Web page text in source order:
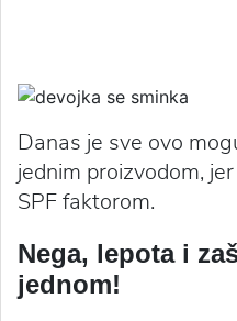
Danas je sve ovo
jednim proizvodom,
SPF faktorom.
Nega, lepota i
jednom!